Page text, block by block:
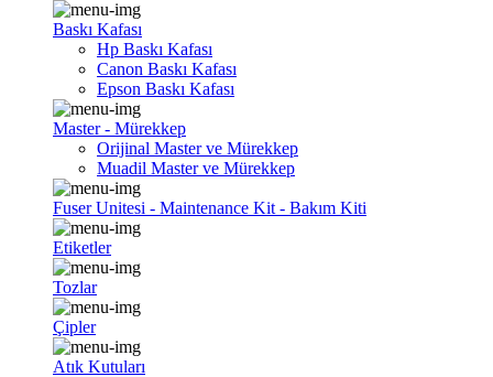
Baskı Kafası
Hp Baskı Kafası
Canon Baskı Kafası
Epson Baskı Kafası
Master - Mürekkep
Orijinal Master ve Mürekkep
Muadil Master ve Mürekkep
Fuser Unitesi - Maintenance Kit - Bakım Kiti
Etiketler
Tozlar
Çipler
Atık Kutuları